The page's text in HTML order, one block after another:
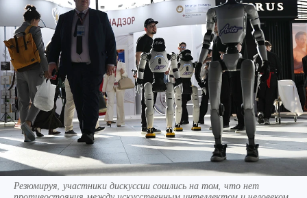
Резюмируя, участники дискуссии сошлись на том, что нет